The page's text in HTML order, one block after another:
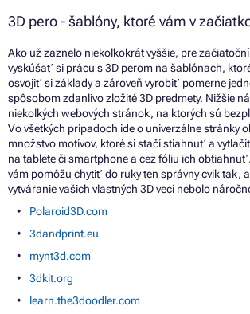
3D pero - šablóny, ktoré vám v
Ako už zaznelo niekoľkokrát vyššie, pre
vyskúšať si prácu s 3D perom na šablónach,
osvojiť si základy a zároveň vyrobiť pomerne
spôsobom zdanlivo zložité 3D predmety. Nižšie
niekoľkých webových stránok, na ktorých sú
Vo všetkých prípadoch ide o univerzálne stránky
množstvo motívov, ktoré si stačí stiahnuť a
na tablete či smartphone a cez fóliu ich
vám pomôžu chytiť do ruky ten správny cvik tak,
vytváranie vašich vlastných 3D vecí nebolo
Polaroid3D.com
3dandprint.eu
mynt3d.com
3dkit.org
learn.the3doodler.com